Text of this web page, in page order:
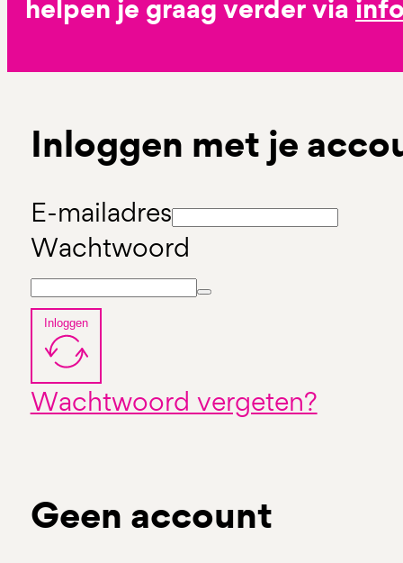
helpen je graag verder via
Inloggen met je
E-mailadres
Wachtwoord
Inloggen
Wachtwoord vergeten?
Geen account